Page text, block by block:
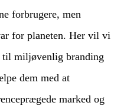
forbrugere, men
for planeten. Her vil vi
til miljøvenlig branding
dem med at
marked og